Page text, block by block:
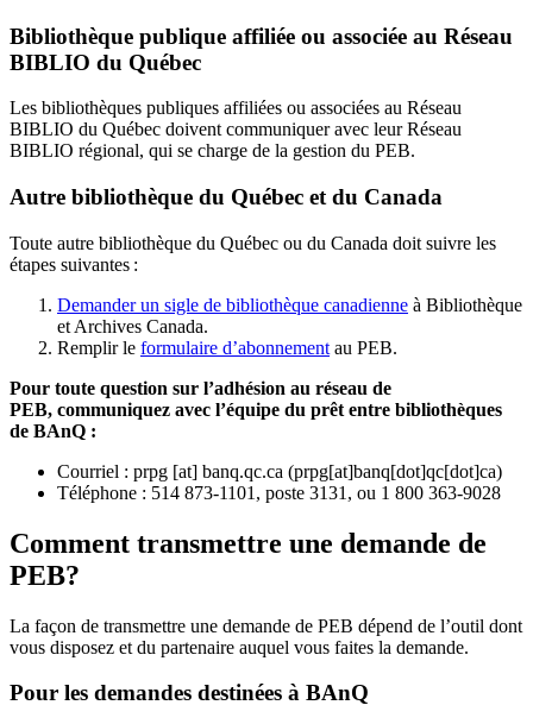
Bibliothèque publique affiliée ou associée au Réseau
BIBLIO du Québec
Les bibliothèques publiques affiliées ou associées au Réseau
BIBLIO du Québec doivent communiquer avec leur Réseau
BIBLIO régional, qui se charge de la gestion du PEB.
Autre bibliothèque du Québec et du Canada
Toute autre bibliothèque du Québec ou du Canada doit suivre les
étapes suivantes :
Demander un sigle de bibliothèque canadienne à Bibliothèque
et Archives Canada.
Remplir le formulaire d’abonnement au PEB.
Pour toute question sur l’adhésion au réseau de
PEB, communiquez avec l’équipe du prêt entre bibliothèques
de BAnQ :
Courriel : prpg [at] banq.qc.ca (prpg[at]banq[dot]qc[dot]ca)
Téléphone : 514 873-1101, poste 3131, ou 1 800 363-9028
Comment transmettre une demande de
PEB?
La façon de transmettre une demande de PEB dépend de l’outil dont
vous disposez et du partenaire auquel vous faites la demande.
Pour les demandes destinées à BAnQ